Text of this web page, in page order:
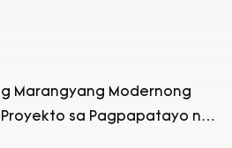
Marangyang Modernong
Proyekto sa Pagpapatayo ng